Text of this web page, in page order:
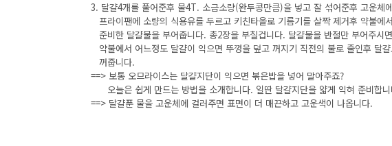
3. 달걀4개를 풀어준후 물4T. 소금소량(완두콩만큼)을 넣고 잘 섞어준후 고운체
프라이팬에 소량의 식용유를 두르고 키친타올로 기름기를 살짝 제거후 약불에
준비한 달걀물을 부어줍니다. 총2장을 부칠겁니다. 달걀물을 반절만 부어주시
약불에서 어느정도 달걀이 익으면 뚜껑을 덮고 꺼지기 직전의 불로 줄인후 달
꺼줍니다.
==> 보통 오므라이스는 달걀지단이 익으면 볶은밥을 넣어 말아주죠?
오늘은 쉽게 만드는 방법을 소개합니다. 일딴 달걀지단을 얇게 익혀 준비합
==> 달걀푼 물을 고운체에 걸러주면 표면이 더 매끈하고 고운색이 나옵니다.